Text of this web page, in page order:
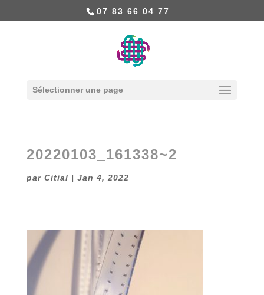
07 83 66 04 77
Sélectionner une page
20220103_161338~2
par Citial | Jan 4, 2022